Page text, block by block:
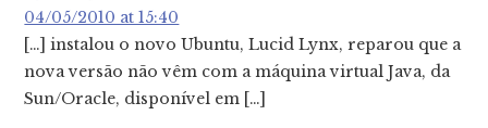
04/05/2010 at 15:40
[…] instalou o novo Ubuntu, Lucid Lynx, reparou que a
nova versão não vêm com a máquina virtual Java, da
Sun/Oracle, disponível em […]